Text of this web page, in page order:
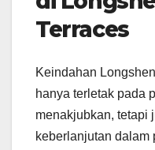
Terraces
Keindahan
hanya terletak pada
menakjubkan, tetapi
keberlanjutan dalam